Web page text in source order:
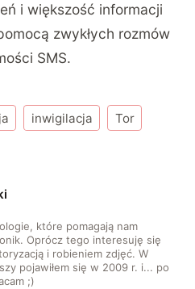
i większość informacji
zwykłych rozmów
SMS.
inwigilacja Tor
które pomagają nam
Oprócz tego interesuję się
i robieniem zdjęć. W
pojawiłem się w 2009 r. i... po
;)